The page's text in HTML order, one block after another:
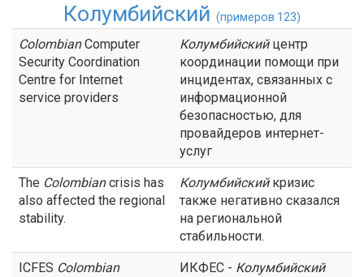
Колумбийский (примеров 123)
ColombianComputer
Security Coordination
Centre for Internet
service providers
Колумбийскийцентр
координации помощи при
инцидентах, связанных с
информационной
безопасностью, для
провайдеров интернет-
услуг
The Colombiancrisis has
also affected the regional
stability.
Колумбийскийкризис
также негативно сказался
на региональной
стабильности.
ICFES Colombian
ИКФЕС - Колумбийский